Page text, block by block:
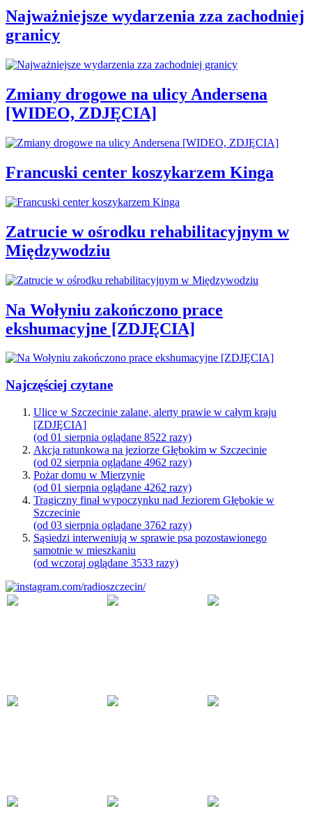
Najważniejsze wydarzenia zza zachodniej
granicy
Zmiany drogowe na ulicy Andersena
[WIDEO, ZDJĘCIA]
Francuski center koszykarzem Kinga
Zatrucie w ośrodku rehabilitacyjnym w
Międzywodziu
Na Wołyniu zakończono prace
ekshumacyjne [ZDJĘCIA]
Najczęściej czytane
Ulice w Szczecinie zalane, alerty prawie w całym kraju
[ZDJĘCIA]
(od 01 sierpnia oglądane 8522 razy)
Akcja ratunkowa na jeziorze Głębokim w Szczecinie
(od 02 sierpnia oglądane 4962 razy)
Pożar domu w Mierzynie
(od 01 sierpnia oglądane 4262 razy)
Tragiczny finał wypoczynku nad Jeziorem Głębokie w
Szczecinie
(od 03 sierpnia oglądane 3762 razy)
Sąsiedzi interweniują w sprawie psa pozostawionego
samotnie w mieszkaniu
(od wczoraj oglądane 3533 razy)